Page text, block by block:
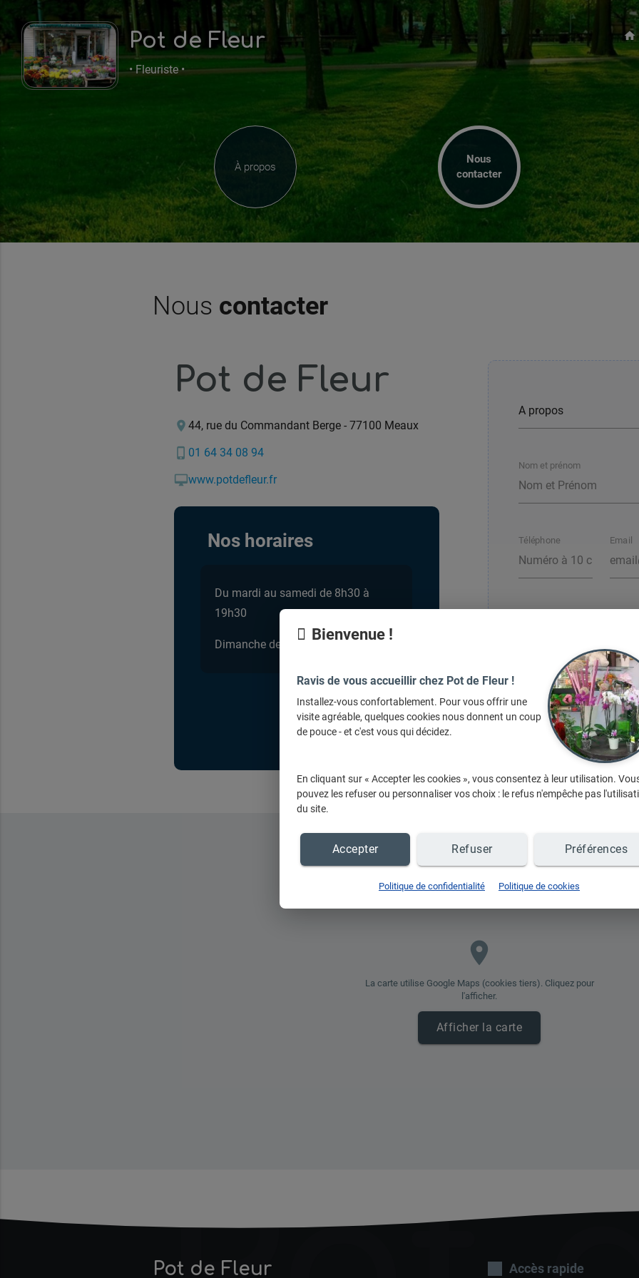
Pot de Fleur
• Fleuriste •
home
À propos
Nous
contacter
Nous contacter
Pot de Fleur
location_on 44, rue du Commandant Berge- 77100 Meaux
phone_iphone 01 64 34 08 94
desktop_macwww.potdefleur.fr
Nos horaires
Du mardi au samedi de 8h30 à
19h30
Dimanche de 9h à 13h
Nom et prénom
Téléphone Email
place
La carte utilise Google Maps (cookies tiers). Cliquez pour
l'afficher.
Afficher la carte
Pot de Fleur Accès rapide
Bienvenue !
Ravis de vous accueillir chez Pot de Fleur !
Installez-vous confortablement. Pour vous offrir une
visite agréable, quelques cookies nous donnent un coup
de pouce - et c'est vous qui décidez.
En cliquant sur « Accepter les cookies », vous consentez à leur utilisation.
pouvez les refuser ou personnaliser vos choix : le refus n'empêche pas
du site.
Accepter Refuser Préférences
Politique de confidentialité Politique de cookies